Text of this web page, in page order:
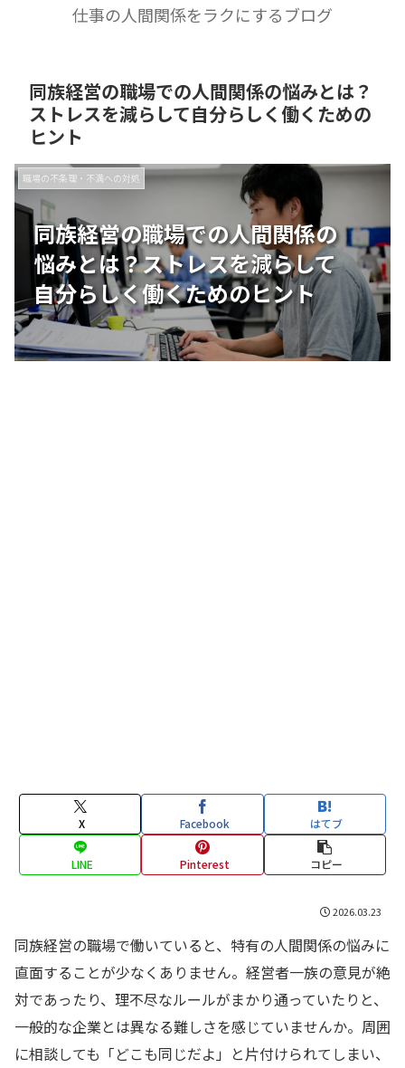
仕事の人間関係をラクにするブログ
同族経営の職場での人間関係の悩みとは？
ストレスを減らして自分らしく働くための
ヒント
同族経営の職場での人間関係の
悩みとは？ストレスを減らして
自分らしく働くためのヒント
職場の不条理・不満への対処
X Facebook はてブ
LINE Pinterest コピー
2026.03.23
同族経営の職場で働いていると、特有の人間関係の悩みに
直面することが少なくありません。経営者一族の意見が絶
対であったり、理不尽なルールがまかり通っていたりと、
一般的な企業とは異なる難しさを感じていませんか。周囲
に相談しても「どこも同じだよ」と片付けられてしまい、